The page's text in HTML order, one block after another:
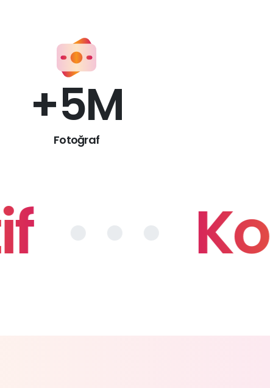
+5M
Fotoğraf
• • •